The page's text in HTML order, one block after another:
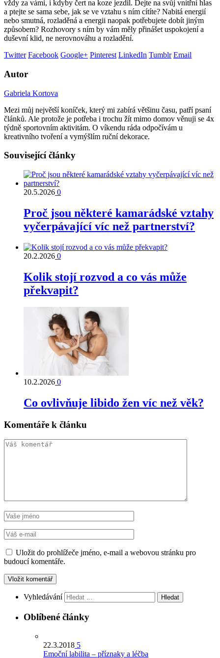
vždy za vámi, i kdyby čert na koze jezdil. Dejte na svůj vnitřní hlas
a ptejte se sama sebe, jak se ve vztahu s ním cítíte? Nabitá energií
nebo smutná, rozladěná a energii naopak potřebujete dobít jiným
způsobem? Rozhovory s ním by vám měly přinášet uspokojení a
duševní klid, ne nerovnováhu a rozladění.
Twitter Facebook Google+ Pinterest LinkedIn Tumblr Email
Autor
Gabriela Kortova
Mezi můj největší koníček, který mi zabírá většinu času, patří psaní
článků. Ale protože je potřeba i trochu žít mimo domov věnuji se 4x
týdně sportovním aktivitám. O víkendu ráda odpočívám u
kreativního tvoření a vymýšlím ruční dekorace.
Související články
20.5.2026 0
Proč jsou některé kamarádské vztahy
vyčerpávající víc než partnerství?
20.2.2026 0
Kolik stojí rozvod a co vás může
překvapit?
10.2.2026 0
Co ovlivňuje libido žen víc než věk?
Komentáře k článku
Uložit do prohlížeče jméno, e-mail a webovou stránku pro
budoucí komentáře.
Vyhledávání
Oblíbené články
22.3.2018 5
Emoční labilita – příznaky a léčba